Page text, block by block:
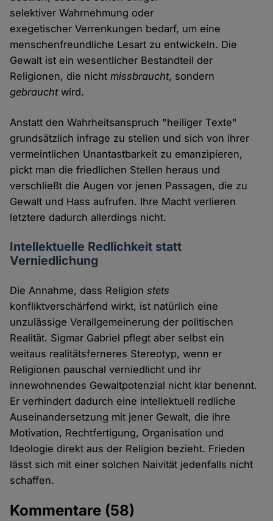
selektiver Wahrnehmung oder
exegetischer Verrenkungen bedarf, um eine
menschenfreundliche Lesart zu entwickeln. Die
Gewalt ist ein wesentlicher Bestandteil der
Religionen, die nichtmissbraucht, sondern
gebrauchtwird.
Anstatt den Wahrheitsanspruch "heiliger Texte"
grundsätzlich infrage zu stellen und sich von ihrer
vermeintlichen Unantastbarkeit zu emanzipieren,
pickt man die friedlichen Stellen heraus und
verschließt die Augen vor jenen Passagen, die zu
Gewalt und Hass aufrufen. Ihre Macht verlieren
letztere dadurch allerdings nicht.
Intellektuelle Redlichkeit statt
Verniedlichung
Die Annahme, dass Religionstets
konfliktverschärfend wirkt, ist natürlich eine
unzulässige Verallgemeinerung der politischen
Realität. Sigmar Gabriel pflegt aber selbst ein
weitaus realitätsferneres Stereotyp, wenn er
Religionen pauschal verniedlicht und ihr
innewohnendes Gewaltpotenzial nicht klar benennt.
Er verhindert dadurch eine intellektuell redliche
Auseinandersetzung mit jener Gewalt, die ihre
Motivation, Rechtfertigung, Organisation und
Ideologie direkt aus der Religion bezieht. Frieden
lässt sich mit einer solchen Naivität jedenfalls nicht
schaffen.
Kommentare (58)